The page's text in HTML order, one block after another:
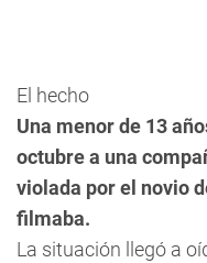
El hecho
Una menor de 13
octubre a una
violada por el novio
filmaba.
La situación llegó a